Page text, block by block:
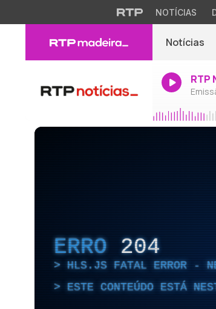
NOTÍCIAS
Notícias
RTP
ERRO 204
HLS.JS FATAL ERROR -
ESTE CONTEÚDO ESTÁ